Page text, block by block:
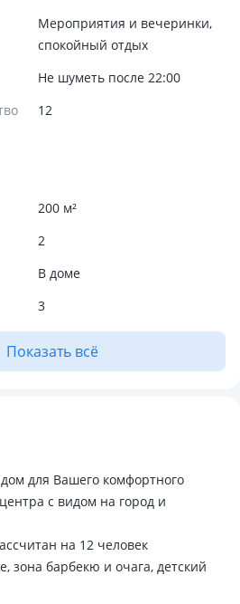
Мероприятия и вечеринки,
спокойный отдых
Не шуметь после 22:00
12
200 м²
2
В доме
3
Показать всё
для Вашего комфортного
с видом на город и
на 12 человек
зона барбекю и очага, детский